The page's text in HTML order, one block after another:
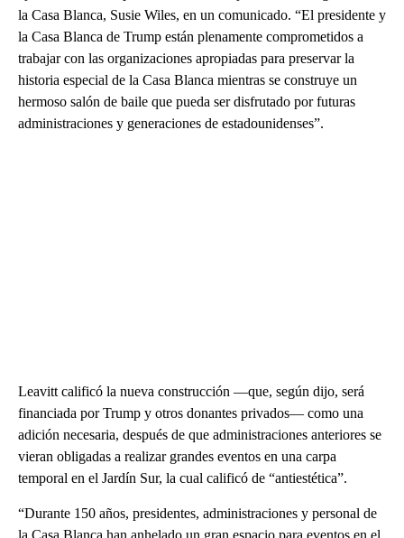
la Casa Blanca, Susie Wiles, en un comunicado. “El presidente y
la Casa Blanca de Trump están plenamente comprometidos a
trabajar con las organizaciones apropiadas para preservar la
historia especial de la Casa Blanca mientras se construye un
hermoso salón de baile que pueda ser disfrutado por futuras
administraciones y generaciones de estadounidenses”.
Leavitt calificó la nueva construcción —que, según dijo, será
financiada por Trump y otros donantes privados— como una
adición necesaria, después de que administraciones anteriores se
vieran obligadas a realizar grandes eventos en una carpa
temporal en el Jardín Sur, la cual calificó de “antiestética”.
“Durante 150 años, presidentes, administraciones y personal de
la Casa Blanca han anhelado un gran espacio para eventos en el